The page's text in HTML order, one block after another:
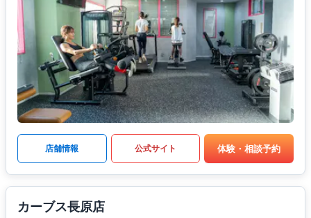
店舗情報 公式サイト 体験・相談予約
カーブス長原店